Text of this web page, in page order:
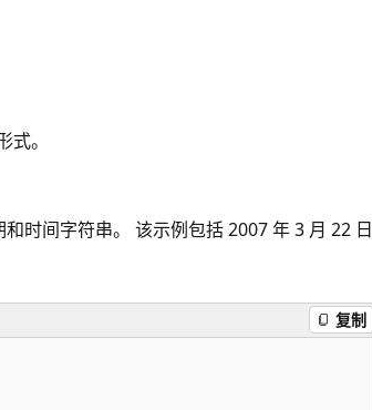
。
时间字符串。 该示例包括 2007 年 3 月 22 日
复制